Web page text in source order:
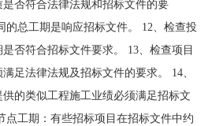
否符合法律法规和招标文件的要
的总工期是响应招标文件。 12、检查投
否符合招标文件要求。 13、检查项目
足法律法规及招标文件的要求。 14、
的类似工程施工业绩必须满足招标文
点工期：有些招标项目在招标文件中约